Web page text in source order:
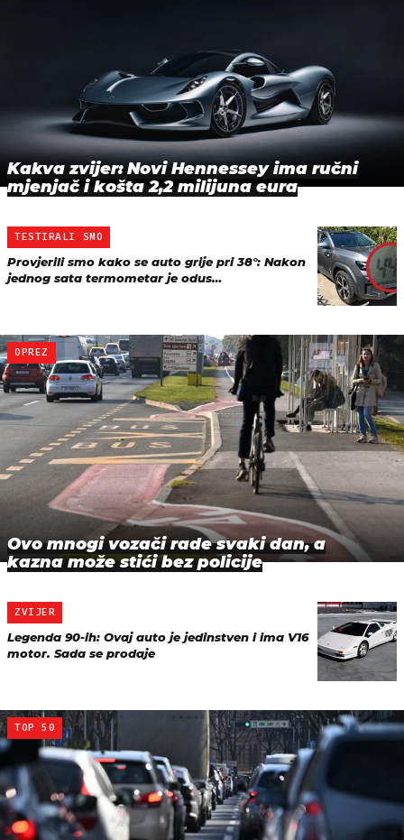
Kakva zvijer: Novi Hennessey ima ručni
mjenjač i košta 2,2 milijuna eura
TESTIRALI SMO
Provjerili smo kako se auto grije pri 38°: Nakon
jednog sata termometar je odus…
OPREZ
Ovo mnogi vozači rade svaki dan, a
kazna može stići bez policije
ZVIJER
Legenda 90-ih: Ovaj auto je jedinstven i ima V16
motor. Sada se prodaje
TOP 50